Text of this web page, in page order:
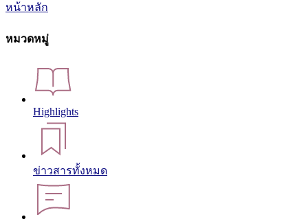
หน้าหลัก
หมวดหมู่
Highlights
ข่าวสารทั้งหมด